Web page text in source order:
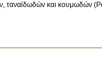
ταναϊδωδών και κουμωδών